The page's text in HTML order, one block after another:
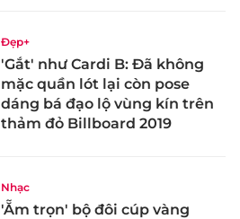
Đẹp+
'Gắt' như Cardi B: Đã không
mặc quần lót lại còn pose
dáng bá đạo lộ vùng kín trên
thảm đỏ Billboard 2019
Nhạc
'Ẵm trọn' bộ đôi cúp vàng